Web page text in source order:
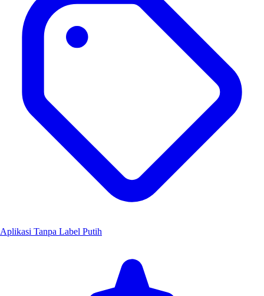
Aplikasi Tanpa Label Putih